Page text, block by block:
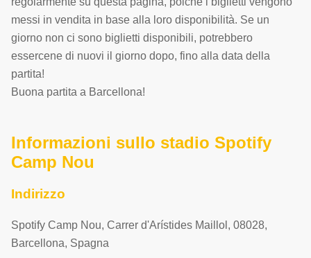
messi in vendita in base alla loro disponibilità. Se un
giorno non ci sono biglietti disponibili, potrebbero
essercene di nuovi il giorno dopo, fino alla data della
partita!
Buona partita a Barcellona!
Informazioni sullo stadio Spotify
Camp Nou
Indirizzo
Spotify Camp Nou, Carrer d'Arístides Maillol , 08028,
Barcellona, Spagna